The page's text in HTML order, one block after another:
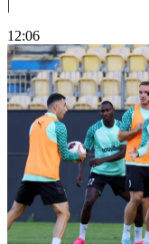
|
12:06